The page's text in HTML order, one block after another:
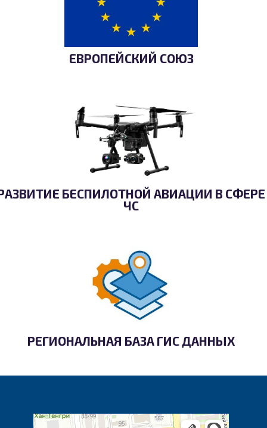
ЕВРОПЕЙСКИЙ СОЮЗ
БЕСПИЛОТНОЙ АВИАЦИИ В СФЕРЕ
ЧС
РЕГИОНАЛЬНАЯ БАЗА ГИС ДАННЫХ